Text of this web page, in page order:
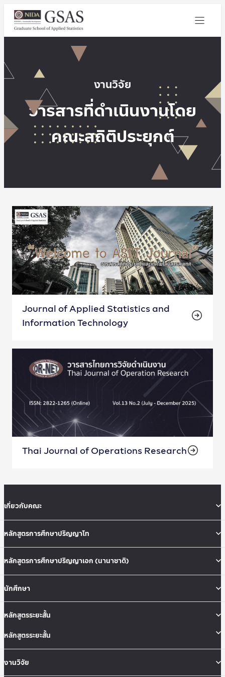
งานวิจัย
วารสารที่ดำเนินงานโดย
คณะสถิติประยุกต์
Journal of Applied Statistics and
Information Technology
Thai Journal of Operations Research
เกี่ยวกับคณะ
หลักสูตรการศึกษาปริญญาโท
หลักสูตรการศึกษาปริญญาเอก (นานาชาติ)
นักศึกษา
หลักสูตรระยะสั้น
หลักสูตรระยะสั้น
งานวิจัย